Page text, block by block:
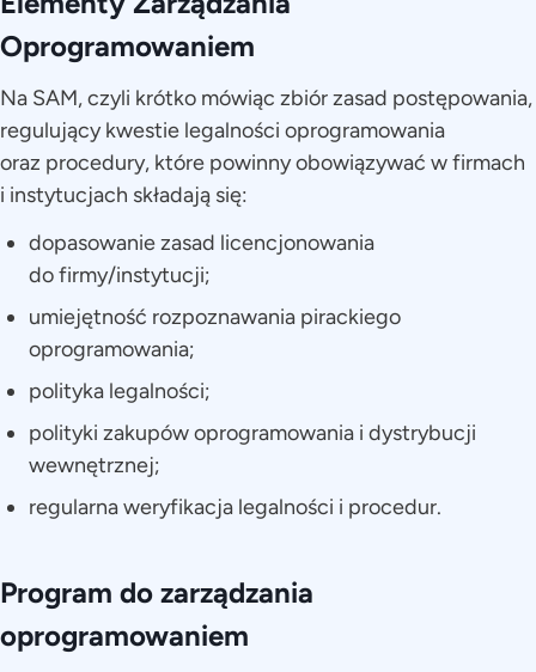
Oprogramowaniem
Na SAM, czyli krótko mówiąc zbiór zasad postępowania,
regulujący kwestie legalności oprogramowania
oraz procedury, które powinny obowiązywać w firmach
i instytucjach składają się:
dopasowanie zasad licencjonowania
do firmy/instytucji;
umiejętność rozpoznawania pirackiego
oprogramowania;
polityka legalności;
polityki zakupów oprogramowania i dystrybucji
wewnętrznej;
regularna weryfikacja legalności i procedur.
Program do zarządzania
oprogramowaniem